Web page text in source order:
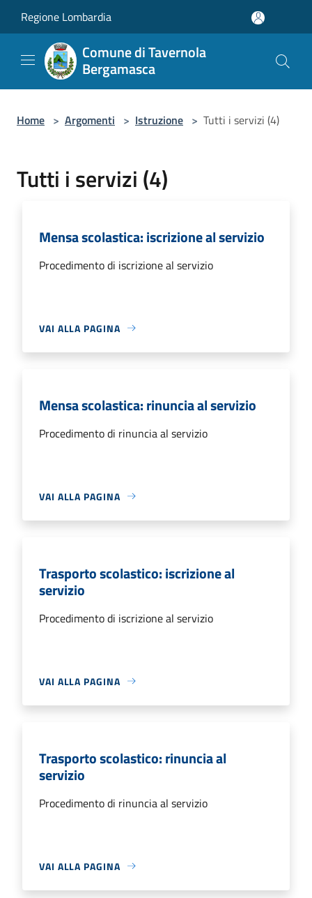
Regione Lombardia
Comune di Tavernola
Bergamasca
Home > Argomenti > Istruzione > Tutti i servizi (4)
Tutti i servizi (4)
Mensa scolastica: iscrizione al servizio
Procedimento di iscrizione al servizio
VAI ALLA PAGINA
Mensa scolastica: rinuncia al servizio
Procedimento di rinuncia al servizio
VAI ALLA PAGINA
Trasporto scolastico: iscrizione al
servizio
Procedimento di iscrizione al servizio
VAI ALLA PAGINA
Trasporto scolastico: rinuncia al
servizio
Procedimento di rinuncia al servizio
VAI ALLA PAGINA